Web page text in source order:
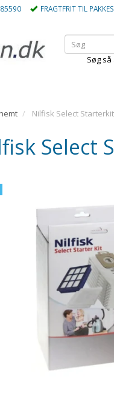
FRAGTFRIT TIL
Søg
Nilfisk Select
Select